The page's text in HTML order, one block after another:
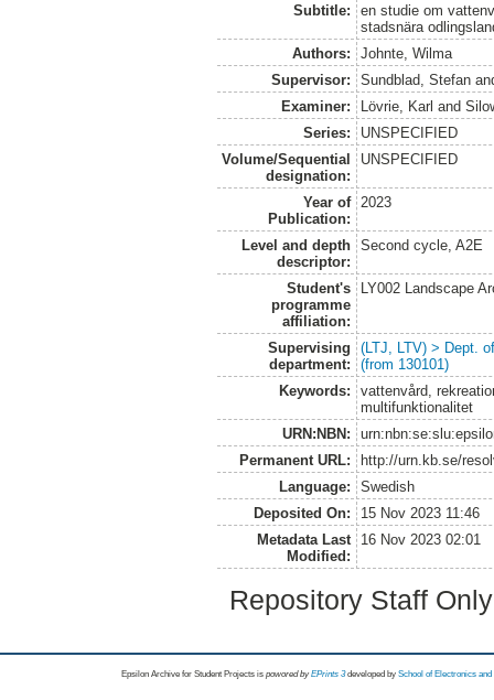
Subtitle:
en studie om
stadsnära
Authors:
Johnte, Wilma
Supervisor:
Sundblad, Stefan
Examiner:
Lövrie, Karl and
Series:
UNSPECIFIED
Volume/Sequential
designation:
UNSPECIFIED
Year of
Publication:
2023
Level and depth
descriptor:
Second cycle, A2E
Student's
programme
affiliation:
LY002 Landscape
Supervising
department:
(LTJ, LTV) > Dept.
(from 130101)
Keywords:
vattenvård,
multifunktionalitet
URN:NBN:
Permanent URL:
http://urn.kb.se/
Language:
Swedish
Deposited On:
15 Nov 2023 11:46
Metadata Last
Modified:
16 Nov 2023 02:01
Repository Staff
Epsilon Archive for Student Projects is powored byEPrints 3 developed by School of Electronics